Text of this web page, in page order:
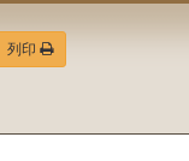
列印